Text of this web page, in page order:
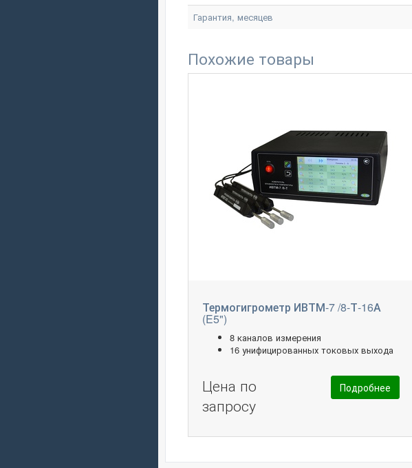
Гарантия, месяцев
Похожие товары
Термогигрометр ИВТМ-7 /8-Т-16А
(E5")
8 каналов измерения
16 унифицированных токовых выхода
Цена по
запросу
Подробнее